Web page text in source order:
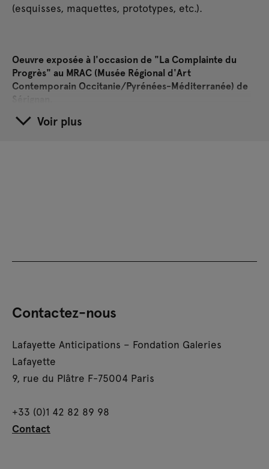
(esquisses, maquettes, prototypes, etc.).
Oeuvre exposée à l'occasion de "La Complainte du
Progrès" au MRAC (Musée Régional d'Art
Contemporain Occitanie/Pyrénées-Méditerranée) de
Sérignan.
23 juillet 2019
Voir plus
Contactez-nous
Lafayette Anticipations – Fondation Galeries
Lafayette
9, rue du Plâtre F-75004 Paris
+33 (0)1 42 82 89 98
Contact